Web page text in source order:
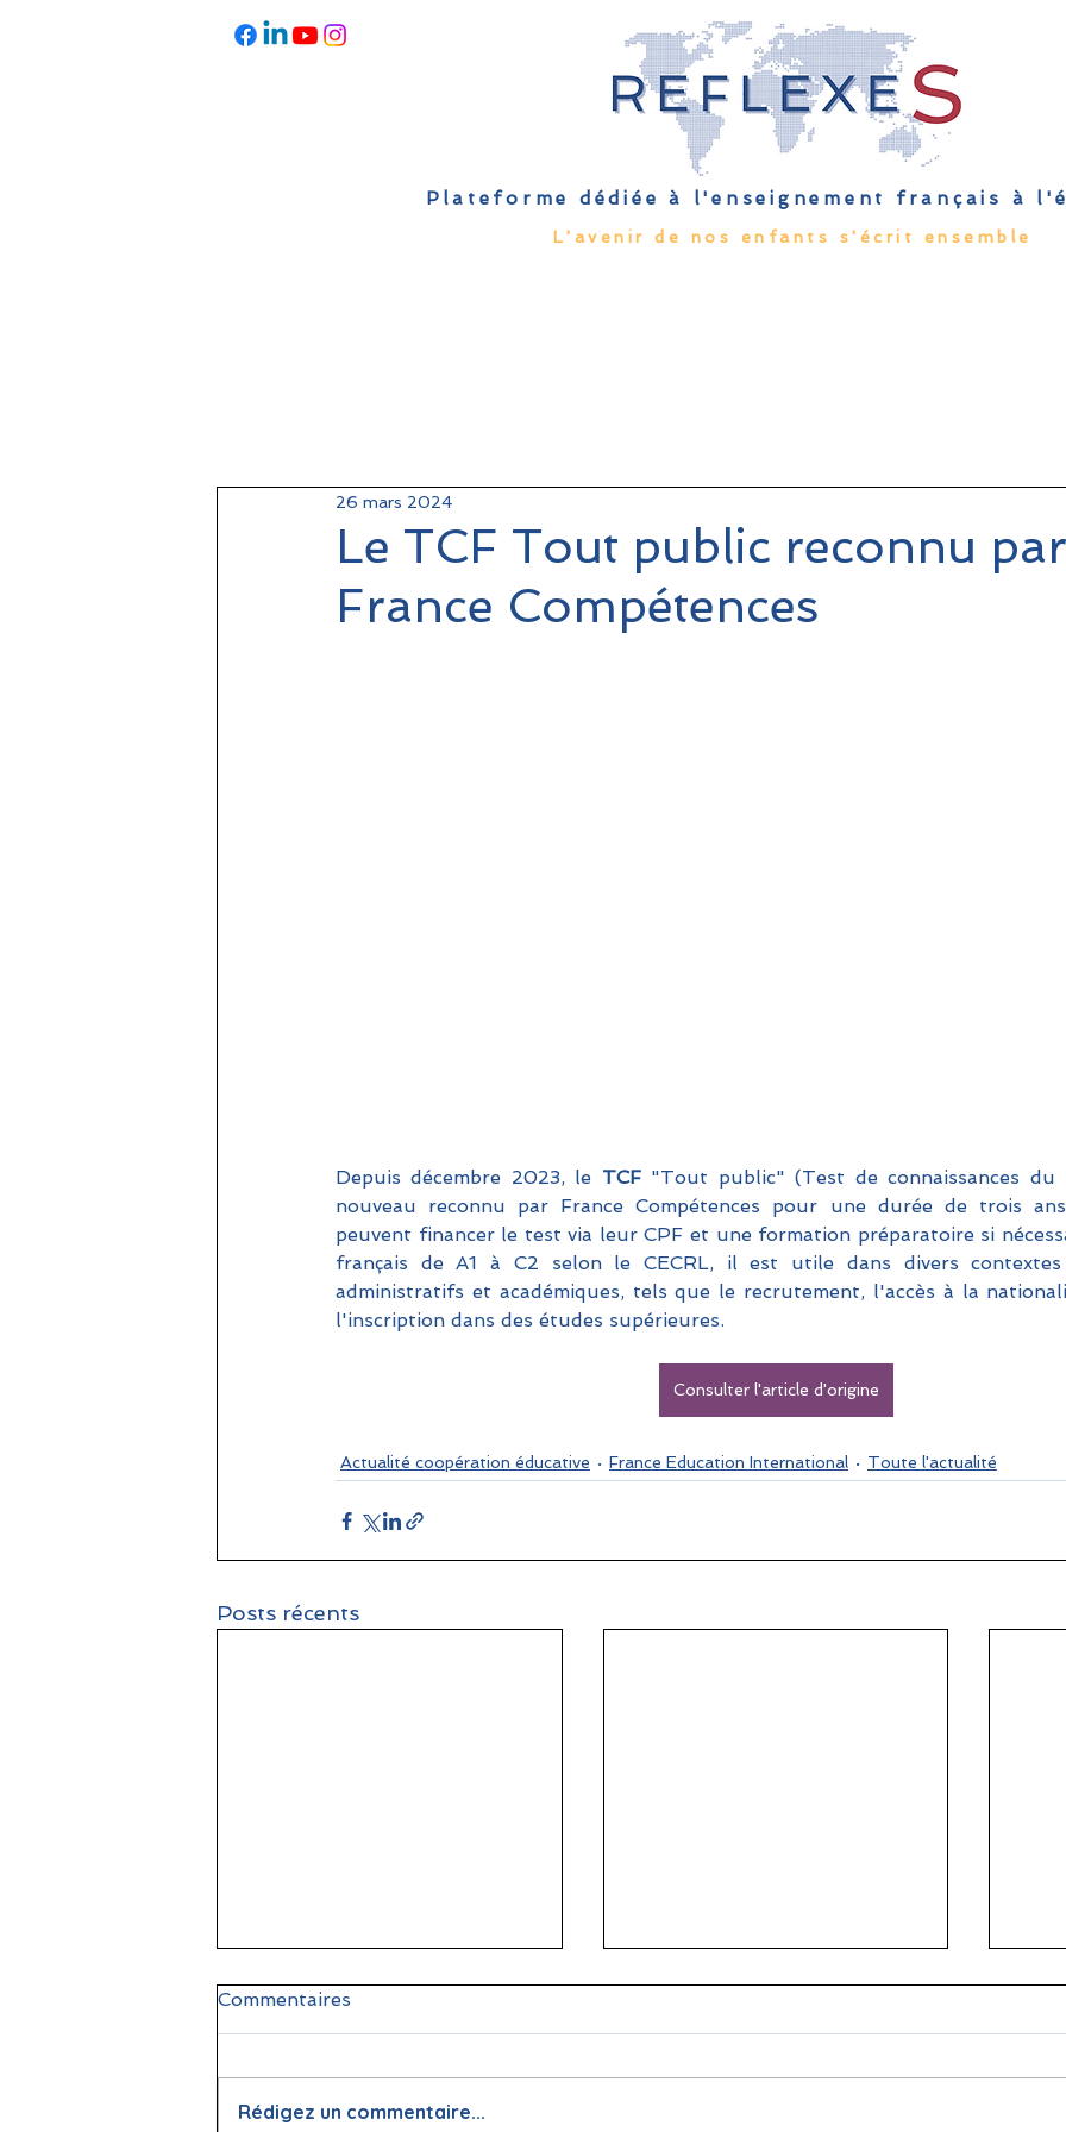
Plateforme dédiée à l'enseignement français à
L'avenir de nos enfants s'écrit ensemble
Le TCF Tout public reconnu par
France Compétences
26 mars 2024
Depuis décembre 2023, le TCF "Tout public" (Test de connaissances du
nouveau reconnu par France Compétences pour une durée de trois
peuvent financer le test via leur CPF et une formation préparatoire si
français de A1 à C2 selon le CECRL, il est utile dans divers contextes
administratifs et académiques, tels que le recrutement, l'accès à la
l'inscription dans des études supérieures.
Consulter l'article d'origine
Actualité coopération éducative France Education International Toute l'actualité
Posts récents
Commentaires
Rédigez un commentaire...